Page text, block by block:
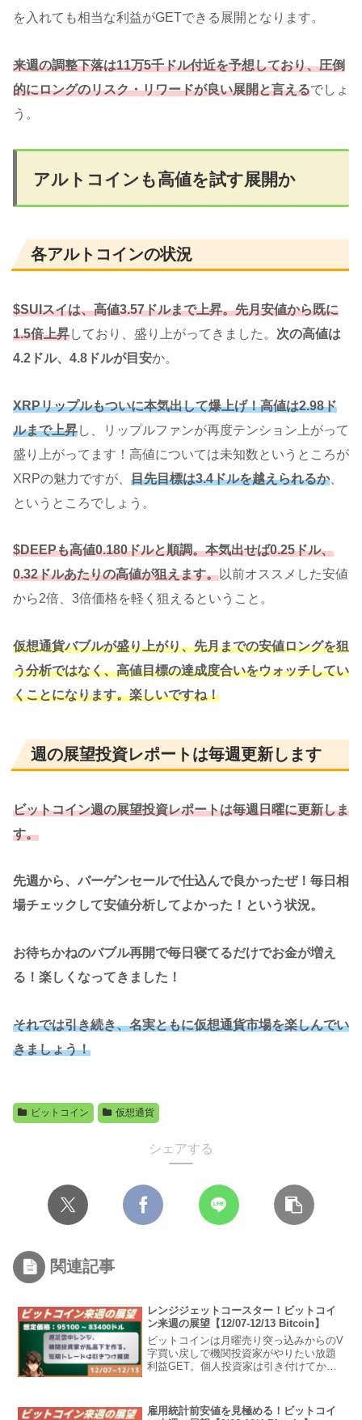
を入れても相当な利益がGETできる展開となります。
来週の調整下落は11万5千ドル付近を予想しており、圧倒
的にロングのリスク・リワードが良い展開と言えるでしょ
う。
アルトコインも高値を試す展開か
各アルトコインの状況
$SUIスイは、高値3.57ドルまで上昇。先月安値から既に
1.5倍上昇しており、盛り上がってきました。 次の高値は
4.2ドル、4.8ドルが目安か。
XRPリップルもついに本気出して爆上げ！高値は2.98ド
ルまで上昇し、リップルファンが再度テンション上がって
盛り上がってます！高値については未知数というところが
XRPの魅力ですが、 目先目標は3.4ドルを越えられるか、
というところでしょう。
$DEEPも高値0.180ドルと順調。本気出せば0.25ドル、
0.32ドルあたりの高値が狙えます。以前オススメした安値
から2倍、3倍価格を軽く狙えるということ。
仮想通貨バブルが盛り上がり、先月までの安値ロングを狙
う分析ではなく、高値目標の達成度合いをウォッチしてい
くことになります。楽しいですね！
週の展望投資レポートは毎週更新します
ビットコイン週の展望投資レポートは毎週日曜に更新しま
す。
先週から、バーゲンセールで仕込んで良かったぜ！毎日相
場チェックして安値分析してよかった！という状況。
お待ちかねのバブル再開で毎日寝てるだけでお金が増え
る！楽しくなってきました！
それでは引き続き、名実ともに仮想通貨市場を楽しんでい
きましょう！
ビットコイン 仮想通貨
シェアする
関連記事
レンジジェットコースター！ビットコイ
ン来週の展望【12/07-12/13 Bitcoin】
ビットコインは月曜売り突っ込みからのV
字買い戻しで機関投資家がやりたい放題
利益GET。個人投資家は引き付けてから
2025年12月13日までの想定レンジ来週の
雇用統計前安値を見極める！ビットコイ